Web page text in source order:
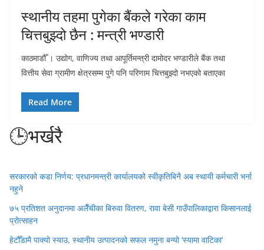
स्थानीय तहमा पुगेका बैंकले गरेका काम
चित्तबुझ्दो छैन : मन्त्री भण्डारी
काठमाडौँ । उद्योग, वाणिज्य तथा आपूर्तिमन्त्री दामोदर भण्डारीले बैंक तथा
वित्तीय सेवा ग्रामीण क्षेत्रसम्म पुगे पनि परिणाम चित्तबुझ्दो नभएको बताएका
Read More
🕒भर्खरै
सरकारको कडा निर्णय: प्रधानमन्त्री कार्यालयको स्वीकृतिबिनै अब स्थायी कर्मचारी भर्ना
नहुने
७५ प्रतिशत अनुदानमा अलैँचीका बिरुवा वितरण, रावा बेसी गाउँपालिकाद्वारा किसानलाई
प्रोत्साहन
हेटौँडामै पाक्यो स्याउ, स्थानीय उत्पादनको सफल नमुना बन्यो ‘स्यामा वाटिका’